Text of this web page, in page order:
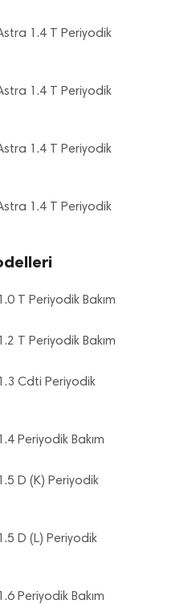
1.4 T Periyodik
1.4 T Periyodik
1.4 T Periyodik
1.4 T Periyodik
T Periyodik Bakım
T Periyodik Bakım
Cdti Periyodik
Periyodik Bakım
D (K) Periyodik
D (L) Periyodik
Periyodik Bakım